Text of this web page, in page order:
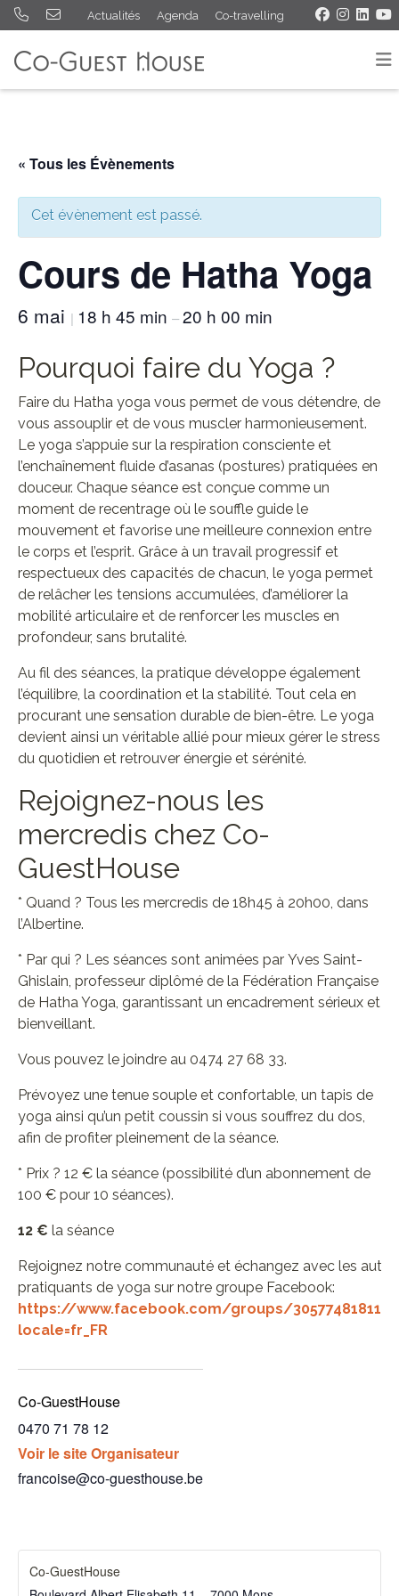
Actualités Agenda Co-travelling
« Tous les Évènements
Cet évènement est passé.
Cours de Hatha Yoga
6 mai | 18 h 45 min –20 h 00 min
Pourquoi faire du Yoga ?
Faire du Hatha yoga vous permet de vous détendre, de
vous assouplir et de vous muscler harmonieusement.
Le yoga s’appuie sur la respiration consciente et
l’enchaînement fluide d’asanas (postures) pratiquées en
douceur. Chaque séance est conçue comme un
moment de recentrage où le souffle guide le
mouvement et favorise une meilleure connexion entre
le corps et l’esprit. Grâce à un travail progressif et
respectueux des capacités de chacun, le yoga permet
de relâcher les tensions accumulées, d’améliorer la
mobilité articulaire et de renforcer les muscles en
profondeur, sans brutalité.
Au fil des séances, la pratique développe également
l’équilibre, la coordination et la stabilité. Tout cela en
procurant une sensation durable de bien-être. Le yoga
devient ainsi un véritable allié pour mieux gérer le stress
du quotidien et retrouver énergie et sérénité.
Rejoignez-nous les
mercredis chez Co-
GuestHouse
* Quand ? Tous les mercredis de 18h45 à 20h00, dans
l’Albertine.
* Par qui ? Les séances sont animées par Yves Saint-
Ghislain, professeur diplômé de la Fédération Française
de Hatha Yoga, garantissant un encadrement sérieux et
bienveillant.
Vous pouvez le joindre au 0474 27 68 33.
Prévoyez une tenue souple et confortable, un tapis de
yoga ainsi qu’un petit coussin si vous souffrez du dos,
afin de profiter pleinement de la séance.
* Prix ? 12 € la séance (possibilité d’un abonnement de
100 € pour 10 séances).
12 € la séance
Rejoignez notre communauté et échangez avec les
pratiquants de yoga sur notre groupe Facebook:
https://www.facebook.com/groups/
locale=fr_FR
Co-GuestHouse
0470 71 78 12
Voir le site Organisateur
francoise@co-guesthouse.be
Co-GuestHouse